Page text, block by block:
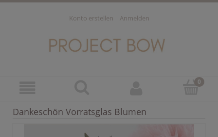
Konto erstellen Anmelden
Dankeschön Vorratsglas Blumen